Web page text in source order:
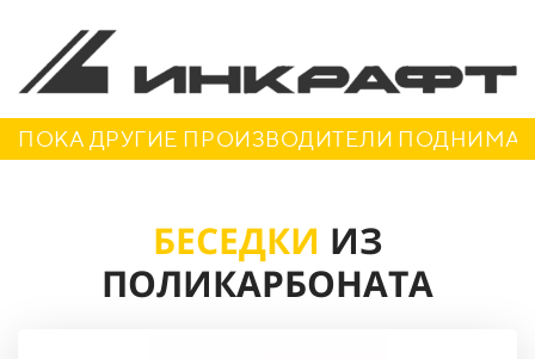
ПОКА ДРУГИЕ ПРОИЗВОДИТЕЛИ
БЕСЕДКИ ИЗ
ПОЛИКАРБОНАТА